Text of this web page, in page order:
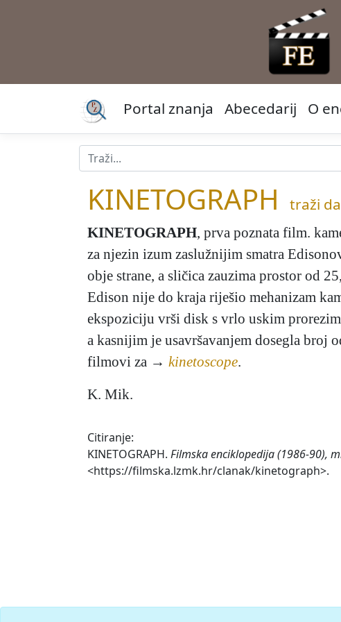
Portal znanja Abecedarij O
KINETOGRAPH traži
KINETOGRAPH, prva poznata film.
za njezin izum zaslužnijim smatra
obje strane, a sličica zauzima prostor od
Edison nije do kraja riješio mehanizam
ekspoziciju vrši disk s vrlo uskim
a kasnijim je usavršavanjem dosegla broj
filmovi za → kinetoscope.
K. Mik.
Citiranje:
KINETOGRAPH. Filmska enciklopedija (1986-90),
<https://filmska.lzmk.hr/clanak/kinetograph>.